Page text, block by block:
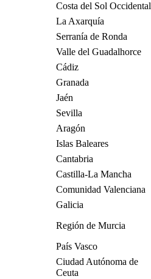
Costa del Sol Occidental
La Axarquía
Serranía de Ronda
Valle del Guadalhorce
Cádiz
Granada
Jaén
Sevilla
Aragón
Islas Baleares
Cantabria
Castilla-La Mancha
Comunidad Valenciana
Galicia
Región de Murcia
País Vasco
Ciudad Autónoma de
Ceuta